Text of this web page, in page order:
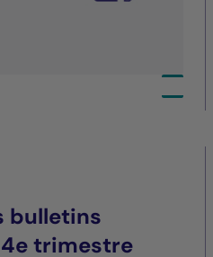
bulletins
trimestre